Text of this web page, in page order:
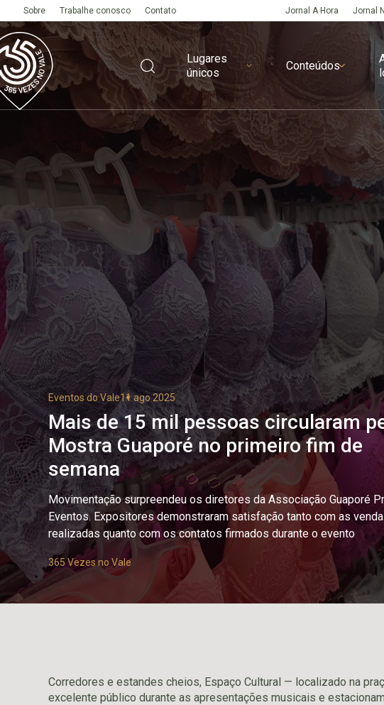
Sobre Trabalhe conosco Contato Jornal A Hora Jornal
Lugares
únicos
Conteúdos
Eventos do Vale11 ago 2025
Mais de 15 mil pessoas circularam
Mostra Guaporé no primeiro fim de
semana
Movimentação surpreendeu os diretores da Associação Guaporé
Eventos. Expositores demonstraram satisfação tanto com as
realizadas quanto com os contatos firmados durante o evento
365 Vezes no Vale
Corredores e estandes cheios, Espaço Cultural — localizado na
excelente público durante as apresentações musicais e